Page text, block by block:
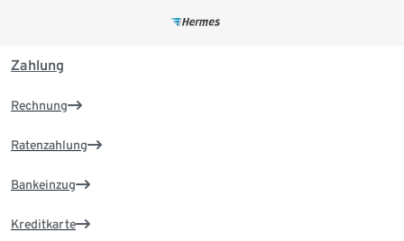
Zahlung
Rechnung
Ratenzahlung
Bankeinzug
Kreditkarte